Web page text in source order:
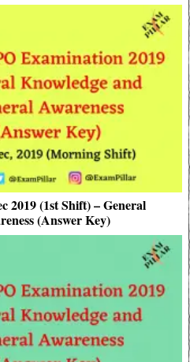
2019 (1st Shift) – General
(Answer Key)